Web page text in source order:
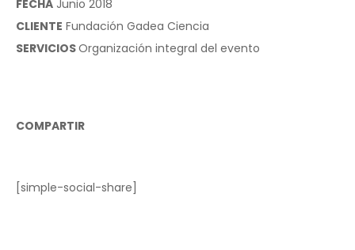
FECHA Junio 2018
CLIENTE Fundación Gadea Ciencia
SERVICIOSOrganización integral del evento
COMPARTIR
[simple-social-share]